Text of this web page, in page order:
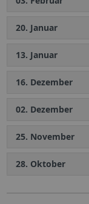
20. Januar
13. Januar
16. Dezember
02. Dezember
25. November
28. Oktober